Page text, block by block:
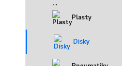
Plasty
Disky